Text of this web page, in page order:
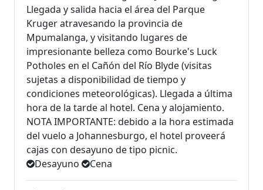
Llegada y salida hacia el área del Parque
Kruger atravesando la provincia de
Mpumalanga, y visitando lugares de
impresionante belleza como Bourke's Luck
Potholes en el Cañón del Río Blyde (visitas
sujetas a disponibilidad de tiempo y
condiciones meteorológicas). Llegada a última
hora de la tarde al hotel. Cena y alojamiento.
NOTA IMPORTANTE: debido a la hora estimada
del vuelo a Johannesburgo, el hotel proveerá
cajas con desayuno de tipo picnic.
Desayuno
Cena